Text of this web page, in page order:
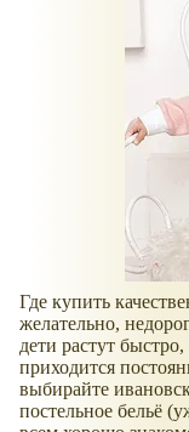
Где купить
желательно,
дети растут
приходится
выбирайте
постельное бельё